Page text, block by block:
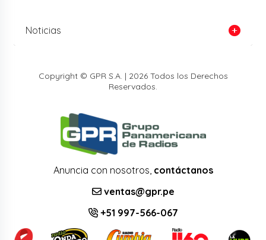
Noticias
Copyright © GPR S.A. | 2026 Todos los Derechos
Reservados.
Anuncia con nosotros, contáctanos
ventas@gpr.pe
+51 997-566-067